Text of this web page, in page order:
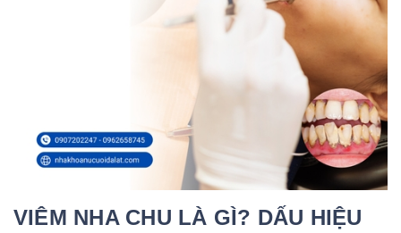
VIÊM NHA CHU LÀ GÌ? DẤU HIỆU